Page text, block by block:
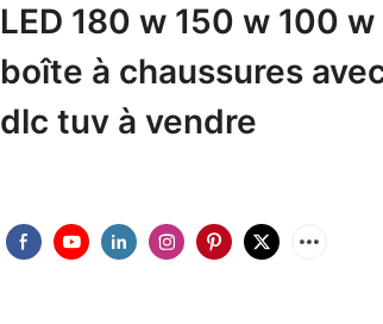
LED 180 w 150 w 100
boîte à chaussures
dlc tuv à vendre